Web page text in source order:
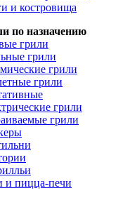
и костровища
по назначению
грили
грили
грили
грили
грили
грили
и пицца-печи